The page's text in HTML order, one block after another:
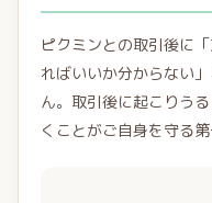
ピクミンとの取引後に
ればいいか分からない
ん。取引後に起こりう
くことがご自身を守る第